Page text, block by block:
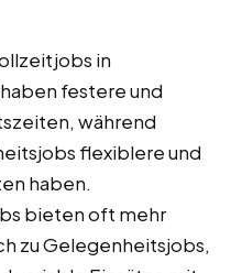
in
festere und
während
flexiblere und
haben.
bieten oft mehr
zu Gelegenheitsjobs,